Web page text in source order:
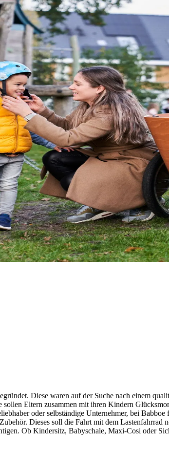
Diese waren auf der Suche nach einem
Eltern zusammen mit ihren Kindern
oder selbständige Unternehmer, bei
Dieses soll die Fahrt mit dem
Ob Kindersitz, Babyschale, Maxi-Cosi oder